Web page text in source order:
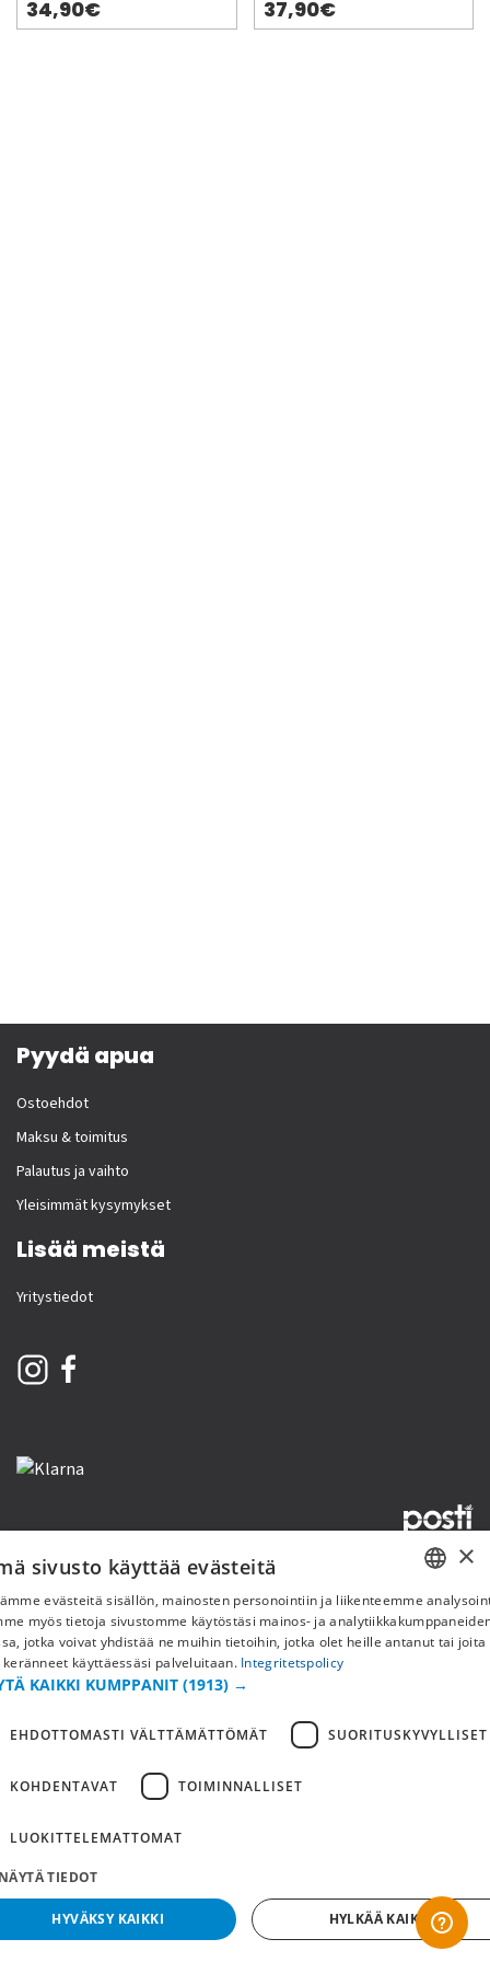
34,90€ 37,90€
Pyydä apua
Ostoehdot
Maksu & toimitus
Palautus ja vaihto
Yleisimmät kysymykset
Lisää meistä
Yritystiedot
Copyright © 2019 This site is Licensed to 377 Sport AB TietosuojakäytäntöEvästeet
FI
×
sivusto käyttää evästeitä
evästeitä sisällön, mainosten personointiin ja liikenteemme
myös tietoja sivustomme käytöstäsi mainos- ja
jotka voivat yhdistää ne muihin tietoihin, jotka olet heille antanut tai joita
keränneet käyttäessäsi palveluitaan. Integritetspolicy
KAIKKI KUMPPANIT (1913) →
EHDOTTOMASTI VÄLTTÄMÄTTÖMÄT SUORITUSKYVYLLISET
KOHDENTAVAT TOIMINNALLISET
LUOKITTELEMATTOMAT
TIEDOT
HYVÄKSY KAIKKI HYLKÄÄ KAIKKI